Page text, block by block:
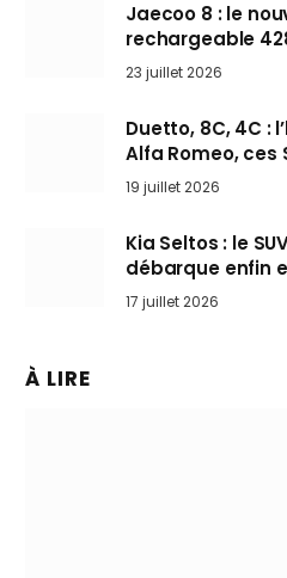
Jaecoo 8 : le
rechargeable
arrive en Europe
23 juillet 2026
Duetto, 8C, 4C :
Alfa Romeo,
l’art de rouler
19 juillet 2026
Kia Seltos : le
débarque enfin
bousculer les
Yaris Cross
17 juillet 2026
À LIRE